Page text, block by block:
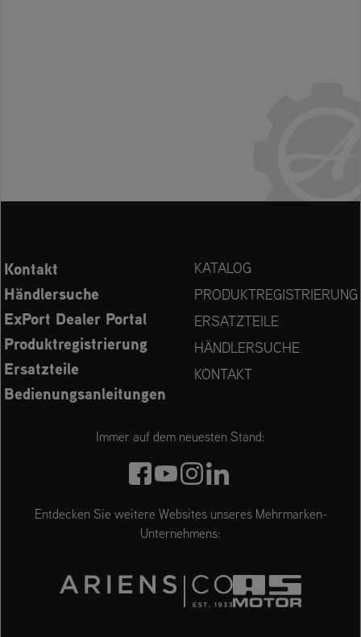
Kontakt
Händlersuche
ExPort Dealer Portal
Produktregistrierung
Ersatzteile
Bedienungsanleitungen
KATALOG
PRODUKTREGISTRIERUNG
ERSATZTEILE
HÄNDLERSUCHE
KONTAKT
Immer auf dem neuesten Stand:
Entdecken Sie weitere Websites unseres Mehrmarken-
Unternehmens: